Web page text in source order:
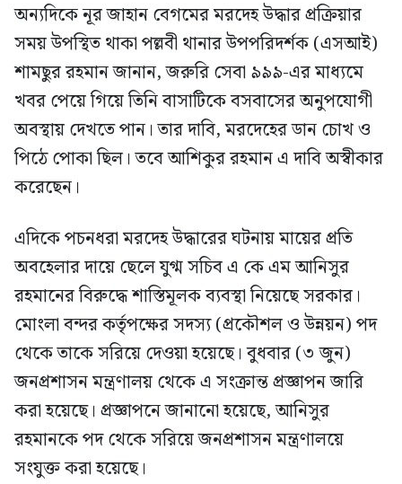
অন্যদিকে নূর জাহান বেগমের মরদেহ উদ্ধার প্রক্রিয়ার
সময় উপস্থিত থাকা পল্লবী থানার উপপরিদর্শক (এসআই)
শামছুর রহমান জানান, জরুরি সেবা ৯৯৯-এর মাধ্যমে
খবর পেয়ে গিয়ে তিনি বাসাটিকে বসবাসের অনুপযোগী
অবস্থায় দেখতে পান। তার দাবি, মরদেহের ডান চোখ ও
পিঠে পোকা ছিল। তবে আশিকুর রহমান এ দাবি অস্বীকার
করেছেন।
এদিকে পচনধরা মরদেহ উদ্ধারের ঘটনায় মায়ের প্রতি
অবহেলার দায়ে ছেলে যুগ্ম সচিব এ কে এম আনিসুর
রহমানের বিরুদ্ধে শাস্তিমূলক ব্যবস্থা নিয়েছে সরকার।
মোংলা বন্দর কর্তৃপক্ষের সদস্য (প্রকৌশল ও উন্নয়ন) পদ
থেকে তাকে সরিয়ে দেওয়া হয়েছে। বুধবার (৩ জুন)
জনপ্রশাসন মন্ত্রণালয় থেকে এ সংক্রান্ত প্রজ্ঞাপন জারি
করা হয়েছে। প্রজ্ঞাপনে জানানো হয়েছে, আনিসুর
রহমানকে পদ থেকে সরিয়ে জনপ্রশাসন মন্ত্রণালয়ে
সংযুক্ত করা হয়েছে।